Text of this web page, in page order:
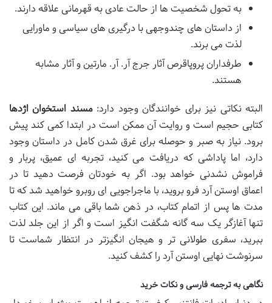
به تحول شخصیت ها از حالت عادی به قهرمانی علاقه دارند.
از داستان های چندوجهی با درگیری های سیاسی و ماورایی
لذت می برند.
طرفداران پروپاقرص آثار جرج آر. آر. مارتین و آثار مشابه
هستند.
البته نکاتی نیز برای خوانندگان وجود دارد:مسند استخوان اژدها
کتابی حجیم است و روایت آن ممکن است در ابتدا کمی کند پیش
برود. نیاز به صبر و حوصله برای غرق شدن کامل در داستان وجود
دارد، اما پاداشی که دریافت می کنید، تجربه ای عمیق، پربار و
فراموش نشدنی خواهد بود. اگر به خودتان فرصت دهید تا در
اعماق اوستن آرد فرو بروید، با ماجراجویی ای روبرو خواهید شد که تا
مدت ها پس از اتمام کتاب، در ذهن شما باقی می ماند. این کتاب
تنها آغازگر یک سه گانه شگفت انگیز است و اگر از این جلد لذت
ببرید، سفری طولانی تر و هیجان انگیزتر در انتظار شماست تا
سرنوشت نهایی اوستن آرد را کشف کنید.
نگاهی به ترجمه فارسی و نکات خرید